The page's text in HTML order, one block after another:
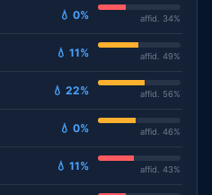
💧 0% affid. 34%
💧 11% affid. 49%
💧 22% affid. 56%
💧 0% affid. 46%
💧 11% affid. 43%